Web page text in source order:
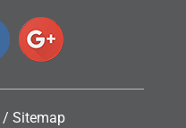
/ Sitemap